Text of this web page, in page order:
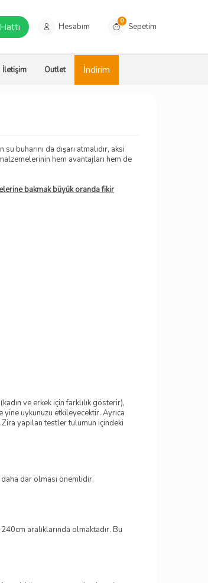
Hesabım
0
Sepetim
İletişim Outlet İndirim
buharını da dışarı atmalıdır, aksi
hem avantajları hem de
bakmak büyük oranda fikir
ve erkek için farklılık gösterir),
yine uykunuzu etkileyecektir. Ayrıca
yapılan testler tulumun içindeki
daha dar olması önemlidir.
aralıklarında olmaktadır. Bu